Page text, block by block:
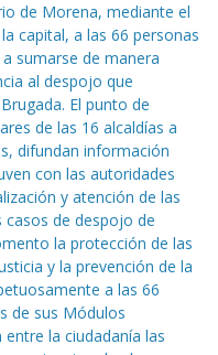
de Morena, mediante el
capital, a las 66 personas
sumarse de manera
al despojo que
El punto de
de las 16 alcaldías a
difundan información
con las autoridades
y atención de las
casos de despojo de
la protección de las
y la prevención de la
a las 66
de sus Módulos
la ciudadanía las